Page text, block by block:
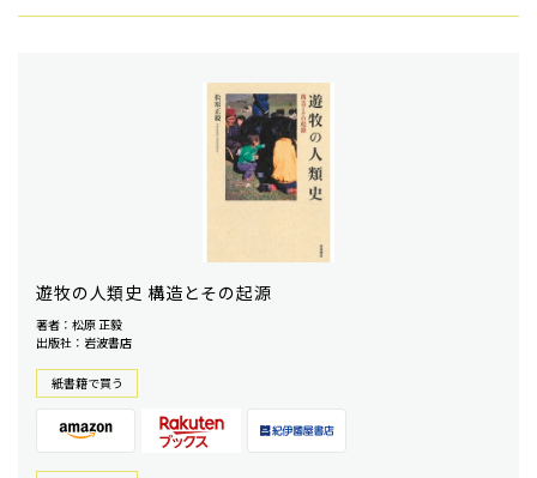
遊牧の人類史 構造とその起源
著者：松原 正毅
出版社：岩波書店
紙書籍で買う